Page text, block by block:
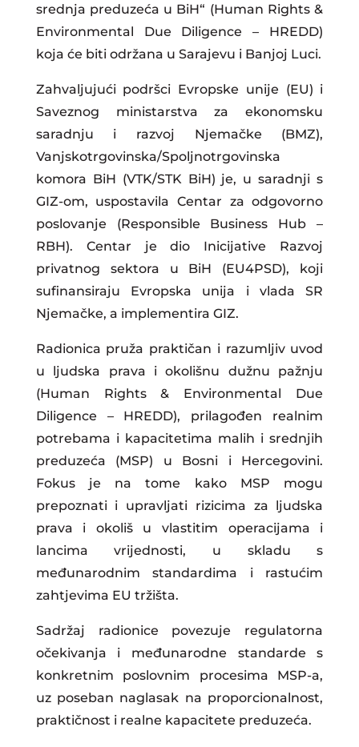
srednja preduzeća u BiH“ (Human Rights &
Environmental Due Diligence – HREDD)
koja će biti održana u Sarajevu i Banjoj Luci.
Zahvaljujući podršci Evropske unije (EU) i
Saveznog ministarstva za ekonomsku
saradnju i razvoj Njemačke (BMZ),
Vanjskotrgovinska/Spoljnotrgovinska
komora BiH (VTK/STK BiH) je, u saradnji s
GIZ-om, uspostavila Centar za odgovorno
poslovanje (Responsible Business Hub –
RBH). Centar je dio Inicijative Razvoj
privatnog sektora u BiH (EU4PSD), koji
sufinansiraju Evropska unija i vlada SR
Njemačke, a implementira GIZ.
Radionica pruža praktičan i razumljiv uvod
u ljudska prava i okolišnu dužnu pažnju
(Human Rights & Environmental Due
Diligence – HREDD), prilagođen realnim
potrebama i kapacitetima malih i srednjih
preduzeća (MSP) u Bosni i Hercegovini.
Fokus je na tome kako MSP mogu
prepoznati i upravljati rizicima za ljudska
prava i okoliš u vlastitim operacijama i
lancima vrijednosti, u skladu s
međunarodnim standardima i rastućim
zahtjevima EU tržišta.
Sadržaj radionice povezuje regulatorna
očekivanja i međunarodne standarde s
konkretnim poslovnim procesima MSP-a,
uz poseban naglasak na proporcionalnost,
praktičnost i realne kapacitete preduzeća.